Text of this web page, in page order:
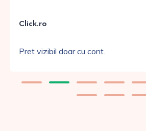
Click.ro
Pret vizibil doar cu cont.